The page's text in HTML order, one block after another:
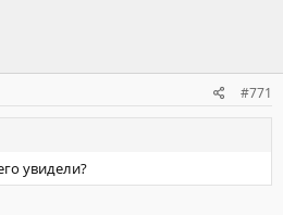
#771
увидели?